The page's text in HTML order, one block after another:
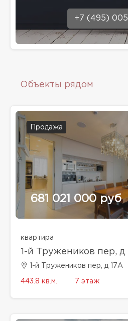
+7 (495)
Объекты рядом
Продажа
681 021 000 руб
квартира
1-й Тружеников пер, д
1-й Тружеников пер, д 17А
443.8 кв.м. 7 этаж